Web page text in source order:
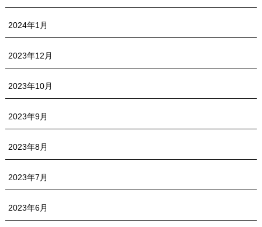
2024年1月
2023年12月
2023年10月
2023年9月
2023年8月
2023年7月
2023年6月